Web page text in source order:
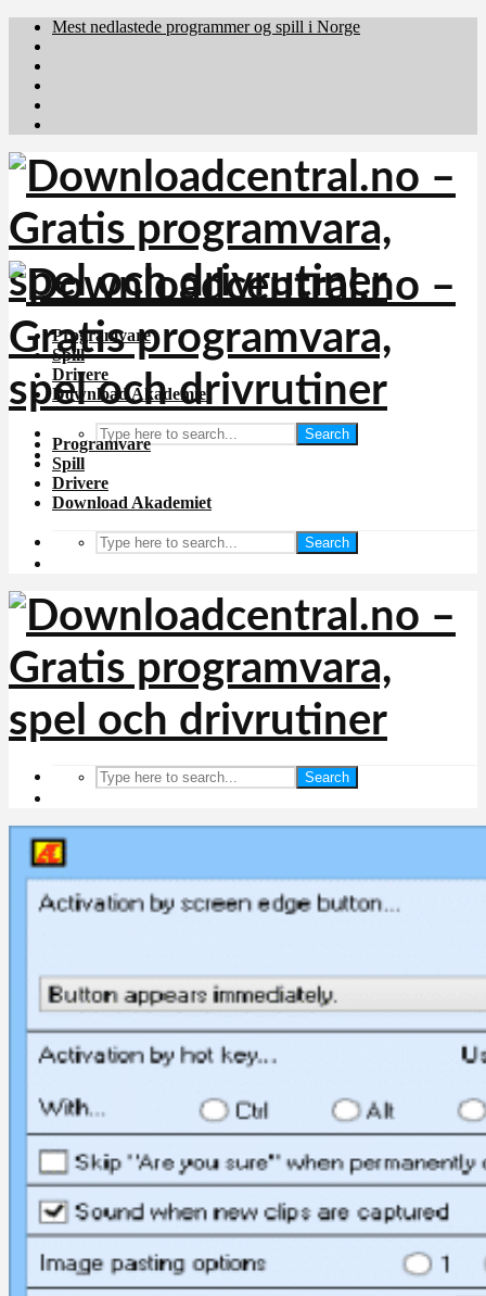
Mest nedlastede programmer og spill i Norge
Programvare
Spill
Drivere
Download Akademiet
Search
Programvare
Spill
Drivere
Download Akademiet
Search
Search